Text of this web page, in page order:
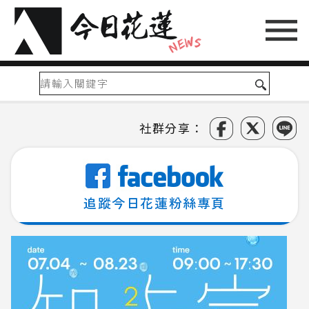
社群分享：
追蹤今日花蓮粉絲專頁